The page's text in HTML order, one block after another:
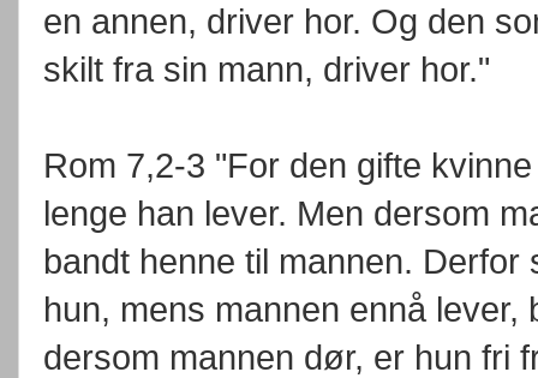
en annen, driver hor. Og den
skilt fra sin mann, driver hor."
Rom 7,2-3 "For den gifte
lenge han lever. Men dersom
bandt henne til mannen.
hun, mens mannen ennå
dersom mannen dør, er hun fri